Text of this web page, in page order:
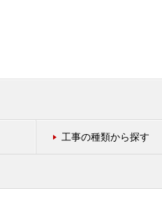
工事の種類から探す